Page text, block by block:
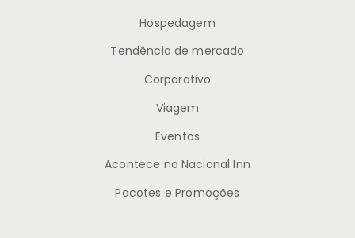
Hospedagem
Tendência de mercado
Corporativo
Viagem
Eventos
Acontece no Nacional Inn
Pacotes e Promoções